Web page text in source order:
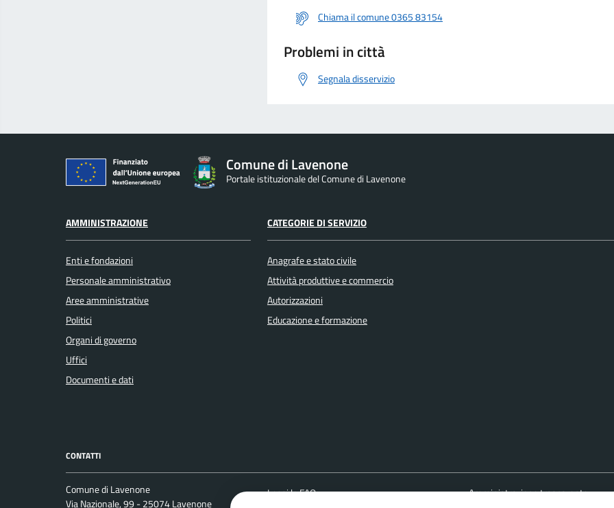
Chiama il comune 0365 83154
Problemi in città
Segnala disservizio
Comune di Lavenone
Portale istituzionale del Comune di Lavenone
AMMINISTRAZIONE
Enti e fondazioni
Personale amministrativo
Aree amministrative
Politici
Organi di governo
Uffici
Documenti e dati
CATEGORIE DI SERVIZIO
Anagrafe e stato civile
Attività produttive e commercio
Autorizzazioni
Educazione e formazione
CONTATTI
Comune di Lavenone
Via Nazionale, 99 - 25074 Lavenone
Leggi le FAQ
Amministrazione trasparente